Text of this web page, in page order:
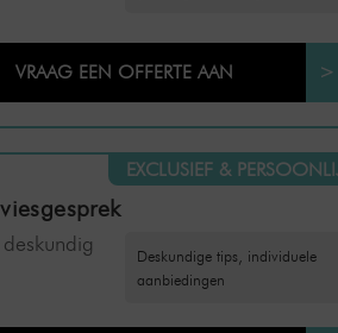
VRAAG EEN OFFERTE AAN >
EXCLUSIEF &
Deskundige tips, individuele
aanbiedingen